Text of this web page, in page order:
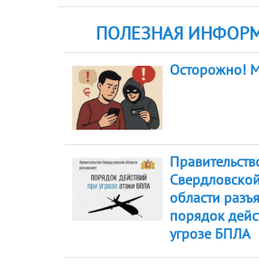
ПОЛЕЗНАЯ
Осторожно!
области
порядок
угрозе БПЛА